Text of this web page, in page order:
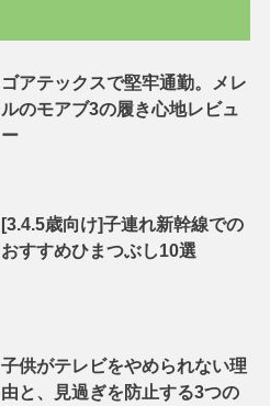
ゴアテックスで堅牢通勤。メレ
ルのモアブ3の履き心地レビュ
ー
[3.4.5歳向け]子連れ新幹線での
おすすめひまつぶし10選
子供がテレビをやめられない理
由と、見過ぎを防止する3つの